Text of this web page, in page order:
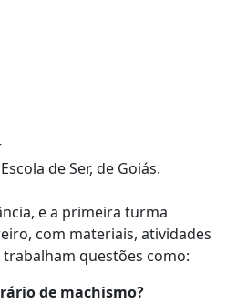
de Ser, de Goiás.
e a primeira turma
com materiais, atividades
questões como:
de machismo?